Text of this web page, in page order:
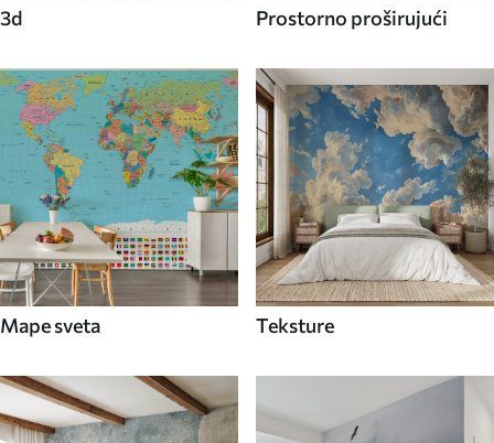
3d Prostorno proširujući
Mape sveta Teksture